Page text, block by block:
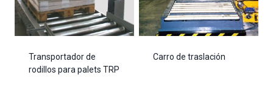
Transportador de
rodillos para palets TRP
Carro de traslación